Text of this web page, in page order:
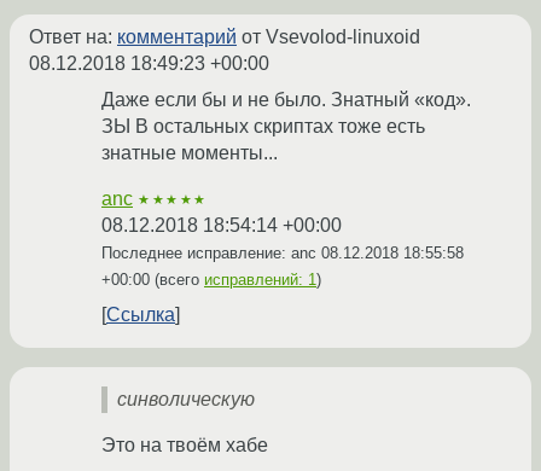
Ответ на: комментарий от Vsevolod-linuxoid
08.12.2018 18:49:23 +00:00
Даже если бы и не было. Знатный «код».
ЗЫ В остальных скриптах тоже есть
знатные моменты...
anc ★★★★★
08.12.2018 18:54:14 +00:00
Последнее исправление: anc 08.12.2018 18:55:58
+00:00 (всего исправлений: 1)
Ссылка
синволическую
Это на твоём хабе